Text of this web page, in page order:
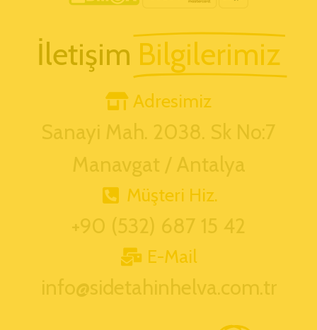
İletişim Bilgilerimiz
Adresimiz
Sanayi Mah. 2038. Sk No:7
Manavgat / Antalya
Müşteri Hiz.
+90 (532) 687 15 42
E-Mail
info@sidetahinhelva.com.tr